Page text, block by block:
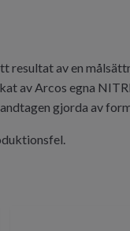
resultat av en
av Arcos egna
gjorda av